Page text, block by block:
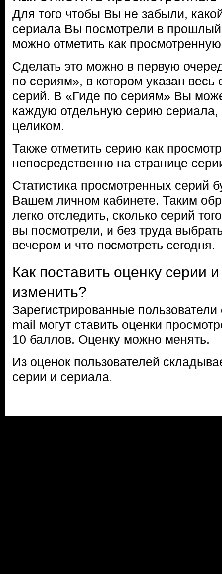
Для того чтобы Вы не забыли,
сериала Вы посмотрели в
можно отметить как
Сделать это можно в первую
по сериям», в котором указан
серий. В «Гиде по сериям» Вы
каждую отдельную серию сериала,
целиком.
Также отметить серию как
непосредственно на странице
Статистика просмотренных серий
Вашем личном кабинете. Таким
легко отследить, сколько серий
вы посмотрели, и без труда
вечером и что посмотреть сегодня.
Как поставить оценку серии
изменить?
Зарегистрированные
mail могут ставить оценки
10 баллов. Оценку можно менять.
Из оценок пользователей
серии и сериала.